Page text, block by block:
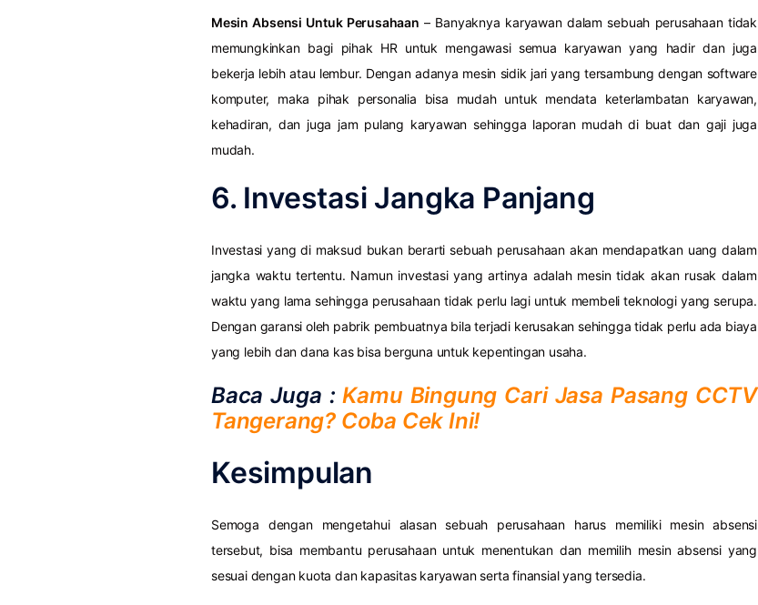
Mesin Absensi Untuk Perusahaan – Banyaknya karyawan dalam sebuah perusahaan tidak
memungkinkan bagi pihak HR untuk mengawasi semua karyawan yang hadir dan juga
bekerja lebih atau lembur. Dengan adanya mesin sidik jari yang tersambung dengan software
komputer, maka pihak personalia bisa mudah untuk mendata keterlambatan karyawan,
kehadiran, dan juga jam pulang karyawan sehingga laporan mudah di buat dan gaji juga
mudah.
6. Investasi Jangka Panjang
Investasi yang di maksud bukan berarti sebuah perusahaan akan mendapatkan uang dalam
jangka waktu tertentu. Namun investasi yang artinya adalah mesin tidak akan rusak dalam
waktu yang lama sehingga perusahaan tidak perlu lagi untuk membeli teknologi yang serupa.
Dengan garansi oleh pabrik pembuatnya bila terjadi kerusakan sehingga tidak perlu ada biaya
yang lebih dan dana kas bisa berguna untuk kepentingan usaha.
Baca Juga :Kamu Bingung Cari Jasa Pasang CCTV
Tangerang? Coba Cek Ini!
Kesimpulan
Semoga dengan mengetahui alasan sebuah perusahaan harus memiliki mesin absensi
tersebut, bisa membantu perusahaan untuk menentukan dan memilih mesin absensi yang
sesuai dengan kuota dan kapasitas karyawan serta finansial yang tersedia.